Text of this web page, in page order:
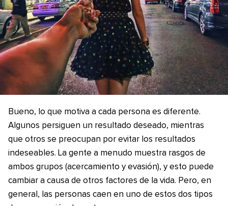
Bueno, lo que motiva a cada persona es diferente.
Algunos persiguen un resultado deseado, mientras
que otros se preocupan por evitar los resultados
indeseables. La gente a menudo muestra rasgos de
ambos grupos (acercamiento y evasión), y esto puede
cambiar a causa de otros factores de la vida. Pero, en
general, las personas caen en uno de estos dos tipos